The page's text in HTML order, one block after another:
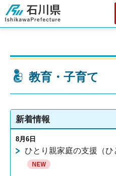
石川県
教育・子育て
新着情報
8月6日
ひとり親家庭の支援（ひ